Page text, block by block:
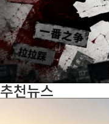
추천뉴스